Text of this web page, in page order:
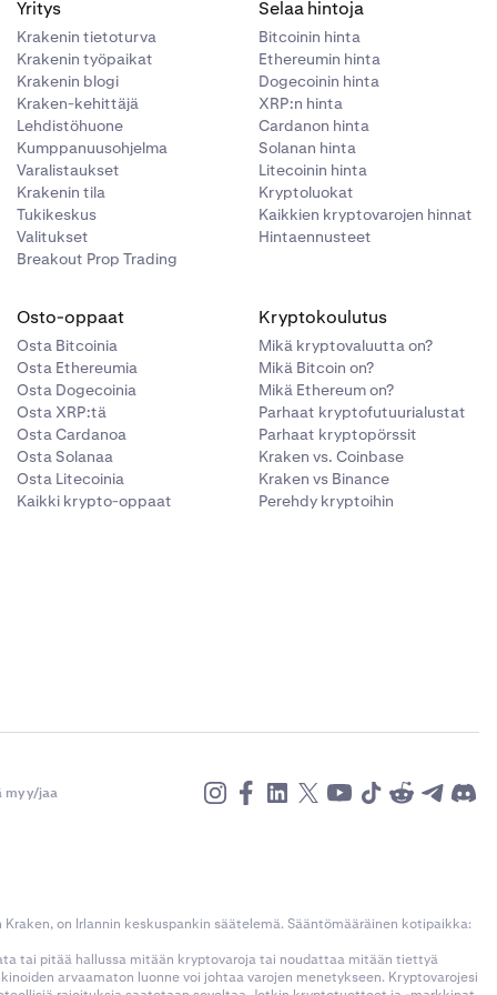
Yritys
Krakenin tietoturva
Krakenin työpaikat
Krakenin blogi
Kraken-kehittäjä
Lehdistöhuone
Kumppanuusohjelma
Varalistaukset
Krakenin tila
Tukikeskus
Valitukset
Breakout Prop Trading
Selaa hintoja
Bitcoinin hinta
Ethereumin hinta
Dogecoinin hinta
XRP:n hinta
Cardanon hinta
Solanan hinta
Litecoinin hinta
Kryptoluokat
Kaikkien kryptovarojen hinnat
Hintaennusteet
Osto-oppaat
Osta Bitcoinia
Osta Ethereumia
Osta Dogecoinia
Osta XRP:tä
Osta Cardanoa
Osta Solanaa
Osta Litecoinia
Kaikki krypto-oppaat
Kryptokoulutus
Mikä kryptovaluutta on?
Mikä Bitcoin on?
Mikä Ethereum on?
Parhaat kryptofutuurialustat
Parhaat kryptopörssit
Kraken vs. Coinbase
Kraken vs Binance
Perehdy kryptoihin
myy/jaa
on Irlannin keskuspankin säätelemä. Sääntömääräinen kotipaikka:
tai pitää hallussa mitään kryptovaroja tai noudattaa mitään tiettyä
arvaamaton luonne voi johtaa varojen menetykseen. Kryptovarojesi